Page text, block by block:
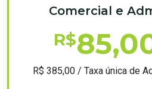
Comercial e
R$
R$ 385,00 / Taxa única de